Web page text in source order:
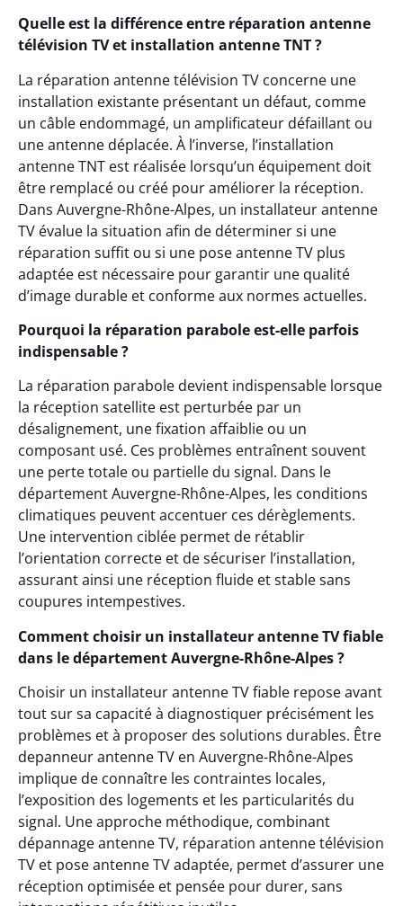
Quelle est la différence entre réparation antenne
télévision TV et installation antenne TNT ?
La réparation antenne télévision TV concerne une
installation existante présentant un défaut, comme
un câble endommagé, un amplificateur défaillant ou
une antenne déplacée. À l’inverse, l’installation
antenne TNT est réalisée lorsqu’un équipement doit
être remplacé ou créé pour améliorer la réception.
Dans Auvergne-Rhône-Alpes, un installateur antenne
TV évalue la situation afin de déterminer si une
réparation suffit ou si une pose antenne TV plus
adaptée est nécessaire pour garantir une qualité
d’image durable et conforme aux normes actuelles.
Pourquoi la réparation parabole est-elle parfois
indispensable ?
La réparation parabole devient indispensable lorsque
la réception satellite est perturbée par un
désalignement, une fixation affaiblie ou un
composant usé. Ces problèmes entraînent souvent
une perte totale ou partielle du signal. Dans le
département Auvergne-Rhône-Alpes, les conditions
climatiques peuvent accentuer ces dérèglements.
Une intervention ciblée permet de rétablir
l’orientation correcte et de sécuriser l’installation,
assurant ainsi une réception fluide et stable sans
coupures intempestives.
Comment choisir un installateur antenne TV fiable
dans le département Auvergne-Rhône-Alpes ?
Choisir un installateur antenne TV fiable repose avant
tout sur sa capacité à diagnostiquer précisément les
problèmes et à proposer des solutions durables. Être
depanneur antenne TV en Auvergne-Rhône-Alpes
implique de connaître les contraintes locales,
l’exposition des logements et les particularités du
signal. Une approche méthodique, combinant
dépannage antenne TV, réparation antenne télévision
TV et pose antenne TV adaptée, permet d’assurer une
réception optimisée et pensée pour durer, sans